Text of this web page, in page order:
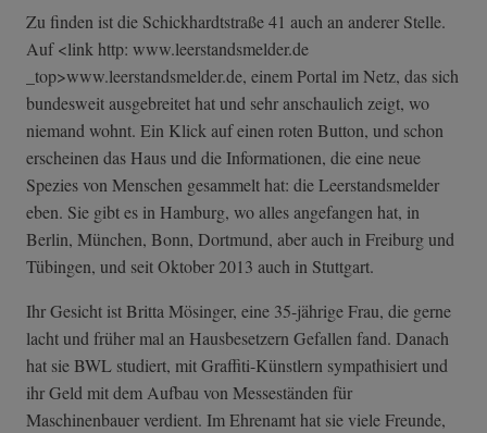
Zu finden ist die Schickhardtstraße 41 auch an anderer Stelle.
Auf <link http: www.leerstandsmelder.de
_top>www.leerstandsmelder.de, einem Portal im Netz, das sich
bundesweit ausgebreitet hat und sehr anschaulich zeigt, wo
niemand wohnt. Ein Klick auf einen roten Button, und schon
erscheinen das Haus und die Informationen, die eine neue
Spezies von Menschen gesammelt hat: die Leerstandsmelder
eben. Sie gibt es in Hamburg, wo alles angefangen hat, in
Berlin, München, Bonn, Dortmund, aber auch in Freiburg und
Tübingen, und seit Oktober 2013 auch in Stuttgart.
Ihr Gesicht ist Britta Mösinger, eine 35-jährige Frau, die gerne
lacht und früher mal an Hausbesetzern Gefallen fand. Danach
hat sie BWL studiert, mit Graffiti-Künstlern sympathisiert und
ihr Geld mit dem Aufbau von Messeständen für
Maschinenbauer verdient. Im Ehrenamt hat sie viele Freunde,